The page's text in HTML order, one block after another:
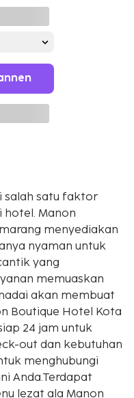
salah satu faktor
hotel. Manon
menyediakan
nyaman untuk
yang
memuaskan
akan membuat
Boutique Hotel Kota
24 jam untuk
out dan kebutuhan
menghubungi
Anda.Terdapat
lezat ala Manon